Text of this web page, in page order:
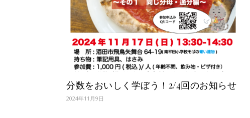
分数をおいしく学ぼう！2/4回のお知らせ
2024年11月9日